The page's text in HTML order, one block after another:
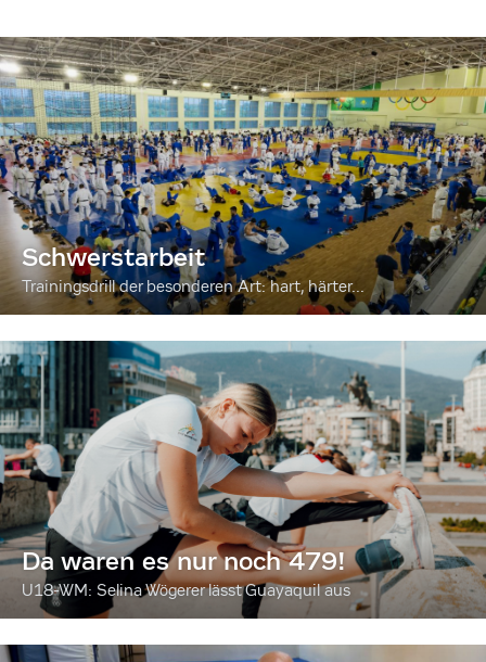
Schwerstarbeit
Trainingsdrill der besonderen Art: hart, härter...
Da waren es nur noch 479!
U18-WM: Selina Wögerer lässt Guayaquil aus